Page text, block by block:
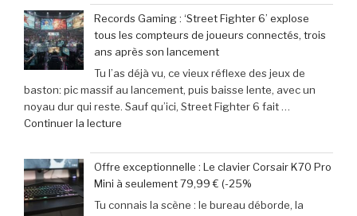
sur
les
films
parodiés
de
Get
Out
aventuriers
du
jeu
mobile
adoptent
la
Retroid
:
succès
phénoménal
grâce
Records Gaming : ‘Street Fighter 6’ explose
tous les compteurs de joueurs connectés, trois
ans après son lancement
Tu l’as déjà vu, ce vieux réflexe des jeux de
baston: pic massif au lancement, puis baisse lente, avec un
noyau dur qui reste. Sauf qu’ici, Street Fighter 6 fait …
Continuer la lecture
Gaming
:
‘Street
Fighter
Offre exceptionnelle : Le clavier Corsair K70 Pro
Mini à seulement 79,99 € (-25%
Tu connais la scène : le bureau déborde, la